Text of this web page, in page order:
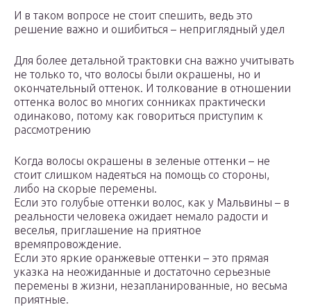
И в таком вопросе не стоит спешить, ведь это
решение важно и ошибиться – неприглядный удел
Для более детальной трактовки сна важно учитывать
не только то, что волосы были окрашены, но и
окончательный оттенок. И толкование в отношении
оттенка волос во многих сонниках практически
одинаково, потому как говориться приступим к
рассмотрению
Когда волосы окрашены в зеленые оттенки – не
стоит слишком надеяться на помощь со стороны,
либо на скорые перемены.
Если это голубые оттенки волос, как у Мальвины – в
реальности человека ожидает немало радости и
веселья, приглашение на приятное
времяпровождение.
Если это яркие оранжевые оттенки – это прямая
указка на неожиданные и достаточно серьезные
перемены в жизни, незапланированные, но весьма
приятные.